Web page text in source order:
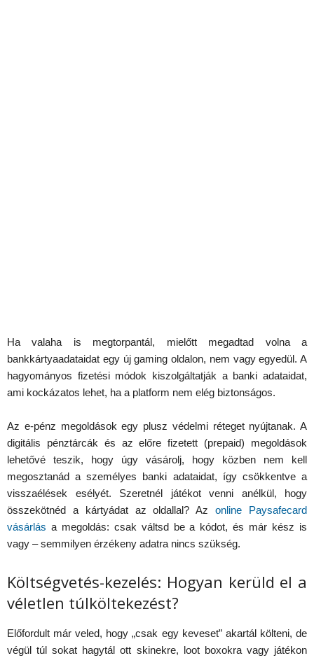
Ha valaha is megtorpantál, mielőtt megadtad volna a
bankkártyaadataidat egy új gaming oldalon, nem vagy egyedül. A
hagyományos fizetési módok kiszolgáltatják a banki adataidat,
ami kockázatos lehet, ha a platform nem elég biztonságos.
Az e-pénz megoldások egy plusz védelmi réteget nyújtanak. A
digitális pénztárcák és az előre fizetett (prepaid) megoldások
lehetővé teszik, hogy úgy vásárolj, hogy közben nem kell
megosztanád a személyes banki adataidat, így csökkentve a
visszaélések esélyét. Szeretnél játékot venni anélkül, hogy
összekötnéd a kártyádat az oldallal? Azonline Paysafecard
vásárlás a megoldás: csak váltsd be a kódot, és már kész is
vagy – semmilyen érzékeny adatra nincs szükség.
Költségvetés-kezelés: Hogyan kerüld el a
véletlen túlköltekezést?
Előfordult már veled, hogy „csak egy keveset” akartál költeni, de
végül túl sokat hagytál ott skinekre, loot boxokra vagy játékon